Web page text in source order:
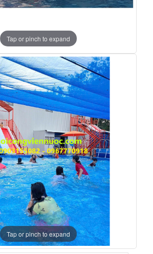
Tap or pinch to expand
Tap or pinch to expand